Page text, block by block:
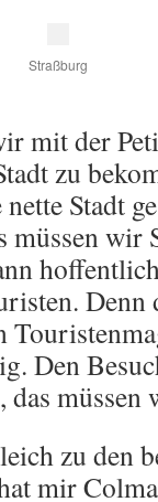
Straßburg
mit der
zu
Stadt
wir
Denn
Den
müssen
zu den
mir